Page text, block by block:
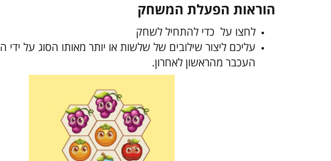
הוראות הפעלת המשחק
לחצו על כדי להתחיל לשחק
עליכם ליצור שילובים של שלשות או יותר מאותו הסוג על
העכבר מהראשון לאחרון.